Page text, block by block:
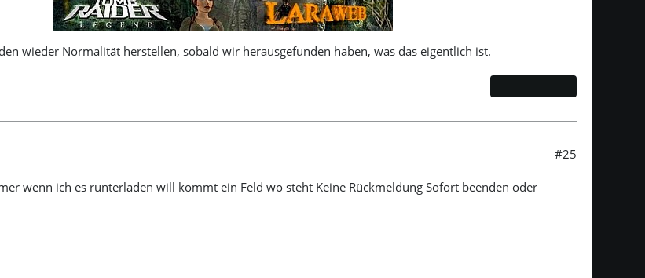
wieder Normalität herstellen, sobald wir herausgefunden haben, was das eigentlich ist.
#25
wenn ich es runterladen will kommt ein Feld wo steht Keine Rückmeldung Sofort beenden oder